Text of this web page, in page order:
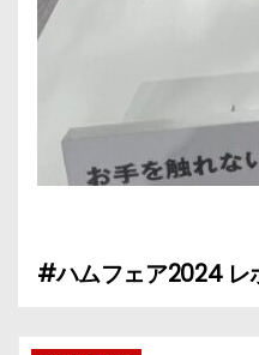
投
#ハムフェア2024 レ